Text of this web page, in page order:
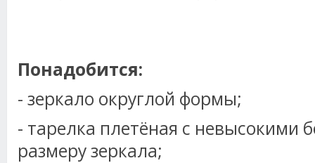
Понадобится:
- зеркало округлой формы;
- тарелка плетёная с невысокими
размеру зеркала;